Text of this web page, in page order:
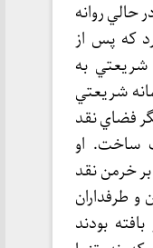
حالي روانه
که پس از
به
شريعتي
فضاي نقد
ساخت. او
خرمن نقد
و طرفداران
بودند